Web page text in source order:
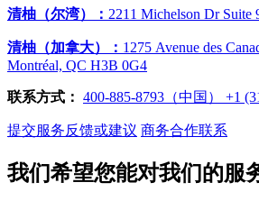
清柚（尔湾）： 2211 Michelson Dr Suite
清柚（加拿大）： 1275 Avenue des
Montréal, QC H3B 0G4
联系方式： 400-885-8793（中国） ‭+1
提交服务反馈或建议 商务合作联系
我们希望您能对我们的服